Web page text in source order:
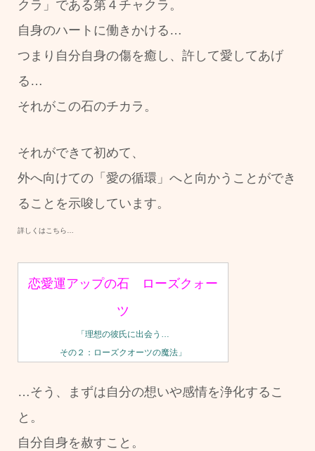
クラ」である第４チャクラ。
自身のハートに働きかける…
つまり自分自身の傷を癒し、許して愛してあげ
る…
それがこの石のチカラ。
それができて初めて、
外へ向けての「愛の循環」へと向かうことができ
ることを示唆しています。
詳しくはこちら…
恋愛運アップの石 ローズクォー
ツ
「理想の彼氏に出会う…
その２：ローズクオーツの魔法」
…そう、まずは自分の想いや感情を浄化するこ
と。
自分自身を赦すこと。